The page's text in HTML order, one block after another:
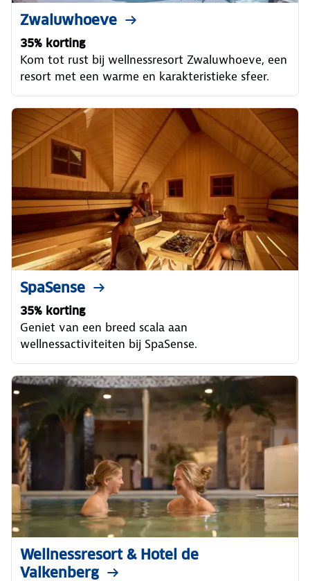
Zwaluwhoeve
35% korting
Kom tot rust bij wellnessresort Zwaluwhoeve, een
resort met een warme en karakteristieke sfeer.
SpaSense
35% korting
Geniet van een breed scala aan
wellnessactiviteiten bij SpaSense.
Wellnessresort & Hotel de
Valkenberg